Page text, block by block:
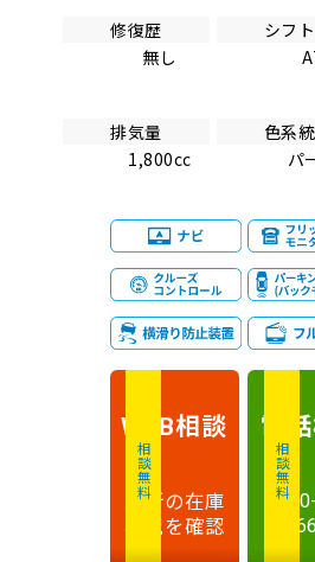
修復歴
無し
シフト
排気量
1,800cc
色系統
パ
相談無料
WEB相談
最新の在庫
状況を確認
相談無料
電話